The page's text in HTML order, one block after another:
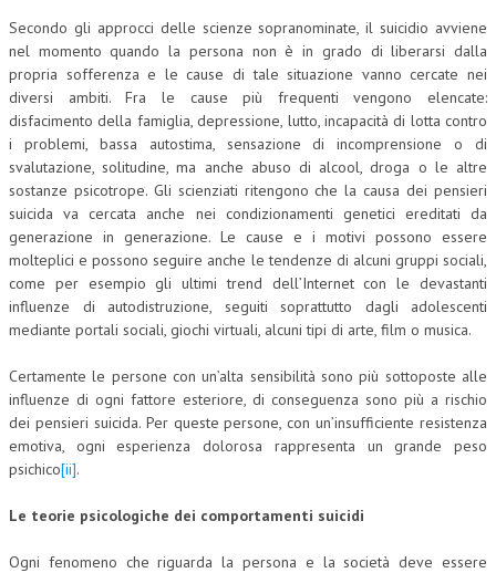
TRIBUTARIA
GIURISPRUDENZA
EUROPEA
COSTITUZIONALE
CIVILE
TRIBUTARIA
PENALE
NEWS
CORSI ENTI TERZI
PUBBLICAZIONI
BOLLETTINO FINANZIAMENTI
TELEGRAM
Secondo gli approcci delle scienze sopranominate, il suicidio avviene
nel momento quando la persona non è in grado di liberarsi dalla
propria sofferenza e le cause di tale situazione vanno cercate nei
diversi ambiti. Fra le cause più frequenti vengono elencate:
disfacimento della famiglia, depressione, lutto, incapacità di lotta contro
i problemi, bassa autostima, sensazione di incomprensione o di
svalutazione, solitudine, ma anche abuso di alcool, droga o le altre
sostanze psicotrope. Gli scienziati ritengono che la causa dei pensieri
suicida va cercata anche nei condizionamenti genetici ereditati da
generazione in generazione. Le cause e i motivi possono essere
molteplici e possono seguire anche le tendenze di alcuni gruppi sociali,
come per esempio gli ultimi trend dell’Internet con le devastanti
influenze di autodistruzione, seguiti soprattutto dagli adolescenti
mediante portali sociali, giochi virtuali, alcuni tipi di arte, film o musica.
Certamente le persone con un’alta sensibilità sono più sottoposte alle
influenze di ogni fattore esteriore, di conseguenza sono più a rischio
dei pensieri suicida. Per queste persone, con un’insufficiente resistenza
emotiva, ogni esperienza dolorosa rappresenta un grande peso
psichico[ii].
Le teorie psicologiche dei comportamenti suicidi
Ogni fenomeno che riguarda la persona e la società deve essere